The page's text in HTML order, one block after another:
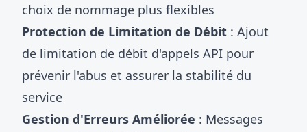
choix de nommage plus flexibles
Protection de Limitation de Débit : Ajout
de limitation de débit d'appels API pour
prévenir l'abus et assurer la stabilité du
service
Gestion d'Erreurs Améliorée : Messages